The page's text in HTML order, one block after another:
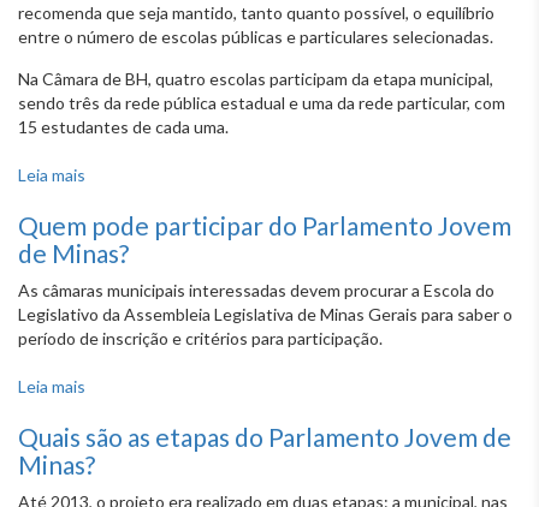
recomenda que seja mantido, tanto quanto possível, o equilíbrio
entre o número de escolas públicas e particulares selecionadas.
Na Câmara de BH, quatro escolas participam da etapa municipal,
sendo três da rede pública estadual e uma da rede particular, com
15 estudantes de cada uma.
Leia mais
Quem pode participar do Parlamento Jovem
de Minas?
As câmaras municipais interessadas devem procurar a Escola do
Legislativo da Assembleia Legislativa de Minas Gerais para saber o
período de inscrição e critérios para participação.
Leia mais
Quais são as etapas do Parlamento Jovem de
Minas?
Até 2013, o projeto era realizado em duas etapas: a municipal, nas